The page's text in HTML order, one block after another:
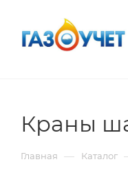
Краны
Главная — Каталог